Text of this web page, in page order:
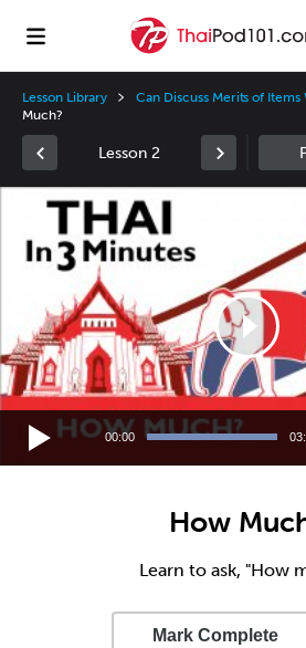
Lesson Library Can Discuss Merits of Items
Much?
Lesson 2
00:00
How
Learn to ask, "How
Mark Complete